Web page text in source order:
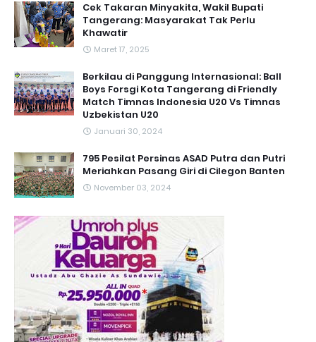
Cek Takaran Minyakita, Wakil Bupati
Tangerang: Masyarakat Tak Perlu
Khawatir
Maret 17, 2025
Berkilau di Panggung Internasional: Ball
Boys Forsgi Kota Tangerang di Friendly
Match Timnas Indonesia U20 Vs Timnas
Uzbekistan U20
Januari 30, 2024
795 Pesilat Persinas ASAD Putra dan Putri
Meriahkan Pasang Giri di Cilegon Banten
November 03, 2024